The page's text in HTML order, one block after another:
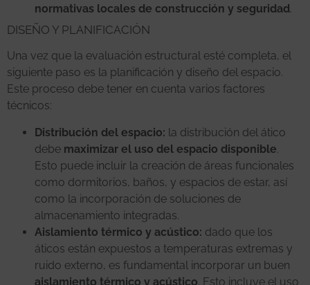
normativas locales de construcción y seguridad.
DISEÑO Y PLANIFICACIÓN
Una vez que la evaluación estructural esté completa, el
siguiente paso es la planificación y diseño del espacio.
Este proceso debe tener en cuenta varios factores
técnicos:
Distribución del espacio: la distribución del ático
debe maximizar el uso del espacio disponible.
Esto puede incluir la creación de áreas funcionales
como dormitorios, baños, y espacios de estar, así
como la incorporación de soluciones de
almacenamiento integradas.
Aislamiento térmico y acústico: dado que los
áticos están expuestos a temperaturas extremas y
ruido externo, es fundamental incorporar un buen
aislamiento térmico y acústico. Esto incluye el uso